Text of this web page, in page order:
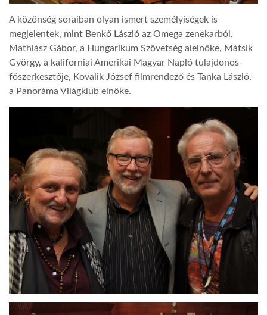
A közönség soraiban olyan ismert személyiségek is
megjelentek, mint Benkő László az Omega zenekarból,
Mathiász Gábor, a Hungarikum Szövetség alelnöke, Mátsik
György, a kaliforniai Amerikai Magyar Napló tulajdonos-
főszerkesztője, Kovalik József filmrendező és Tanka László,
a Panoráma Világklub elnöke.